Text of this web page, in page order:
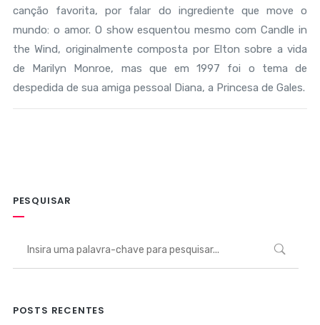
canção favorita, por falar do ingrediente que move o
mundo: o amor. O show esquentou mesmo com Candle in
the Wind, originalmente composta por Elton sobre a vida
de Marilyn Monroe, mas que em 1997 foi o tema de
despedida de sua amiga pessoal Diana, a Princesa de Gales.
PESQUISAR
POSTS RECENTES